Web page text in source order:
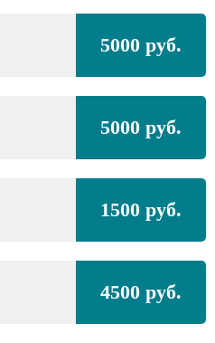
5000 руб.
5000 руб.
1500 руб.
4500 руб.